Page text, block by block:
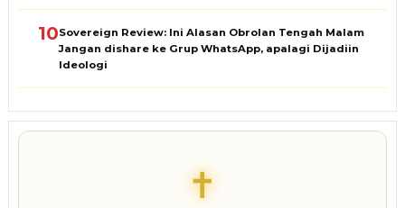
10Sovereign Review: Ini Alasan Obrolan Tengah Malam
Jangan dishare ke Grup WhatsApp, apalagi Dijadiin
Ideologi
✝